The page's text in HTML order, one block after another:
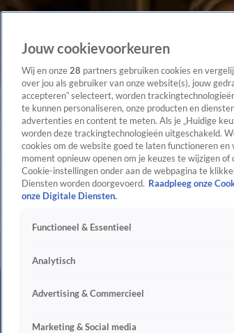
Jouw cookievoorkeuren
Wij en onze 28 partners gebruiken cookies en
over jou als gebruiker van onze website(s), jouw
accepteren” selecteert, worden
te kunnen personaliseren, onze producten en
advertenties en content te meten. Als je „Huidige
worden deze trackingtechnologieën uitgeschakeld.
cookies om de website goed te laten functioneren
moment opnieuw openen om je keuzes te wijzigen
Cookie-instellingen onder aan de webpagina te
Diensten worden doorgevoerd. Raadpleeg onze
onze Digitale Diensten.
Functioneel & Essentieel
Analytisch
Advertising & Commercieel
Marketing & Social media